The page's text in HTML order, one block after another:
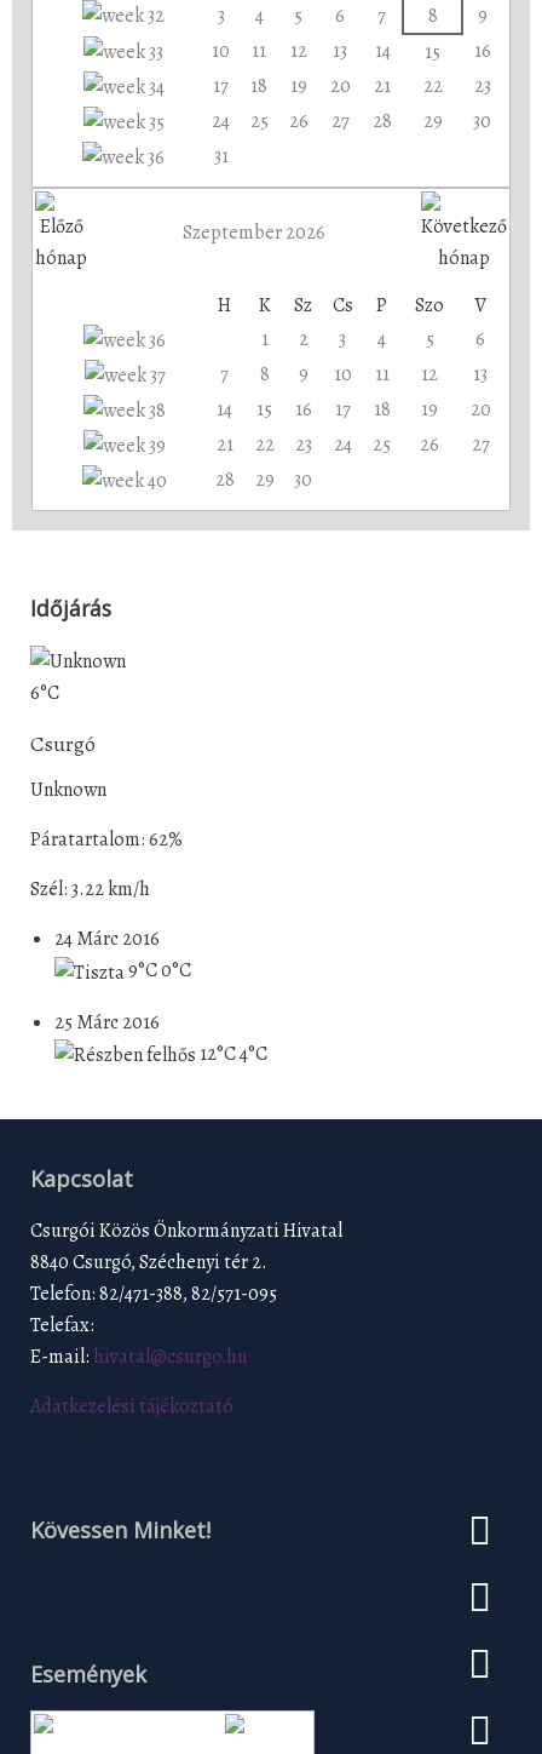
3
4 5 6 7 8
9
10
11 12 13 14 15
16
17
18 19 20 21 22
23
24
25 26 27 28 29
30
31
Szeptember 2026
H K Sz Cs P Szo
V
1
2 3 4 5
6
7
8 9 10 11 12
13
14
15 16 17 18 19
20
21
22 23 24 25 26
27
28
29 30
Időjárás
6°C
Csurgó
Unknown
Páratartalom: 62%
Szél: 3.22 km/h
24 Márc 2016
9°C0°C
25 Márc 2016
12°C4°C
Kapcsolat
Csurgói Közös Önkormányzati Hivatal
8840 Csurgó, Széchenyi tér 2.
Telefon: 82/471-388, 82/571-095
Telefax:
E-mail: hivatal@csurgo.hu
Adatkezelési tájékoztató
Kövessen Minket!
Események